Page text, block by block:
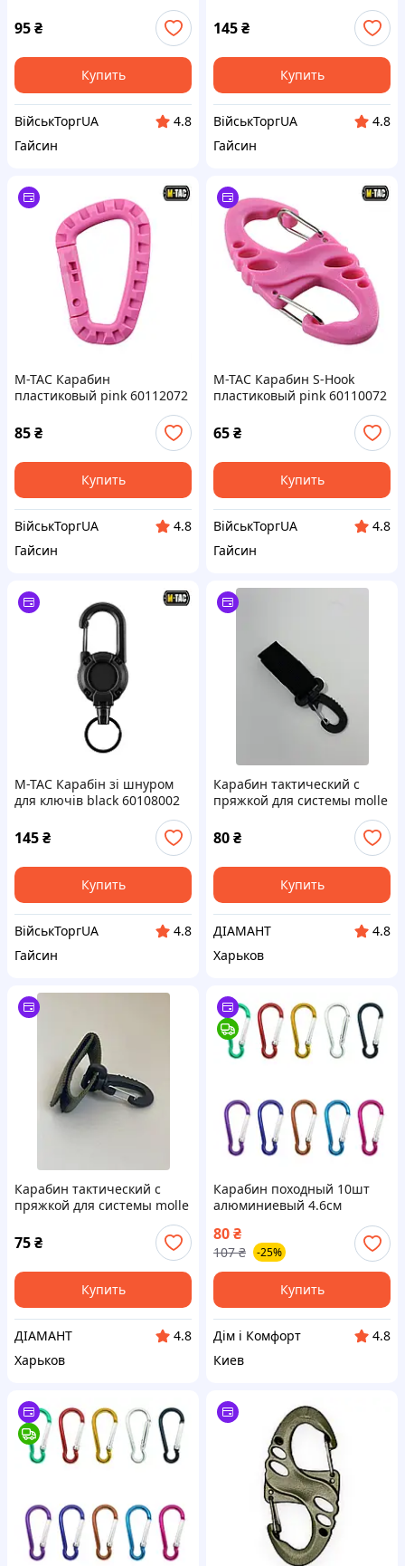
95₴
Купить
ВійськТоргUA
4.8
Гайсин
145₴
Купить
ВійськТоргUA
4.8
Гайсин
M-TAC Карабин
пластиковый pink 60112072
85₴
Купить
ВійськТоргUA
4.8
Гайсин
M-TAC Карабин S-Hook
пластиковый pink 60110072
65₴
Купить
ВійськТоргUA
4.8
Гайсин
M-TAC Карабін зі шнуром
для ключів black 60108002
145₴
Купить
ВійськТоргUA
4.8
Гайсин
Карабин тактический с
пряжкой для системы molle
80₴
Купить
ДІАМАНТ
4.8
Харьков
Карабин тактический с
пряжкой для системы molle
75₴
Купить
ДІАМАНТ
4.8
Харьков
Карабин походный 10шт
алюминиевый 4.6см
80₴
107 ₴ -25%
Купить
Дім і Комфорт
4.8
Киев